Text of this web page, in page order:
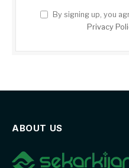
By signing up, you
Privacy
ABOUT US